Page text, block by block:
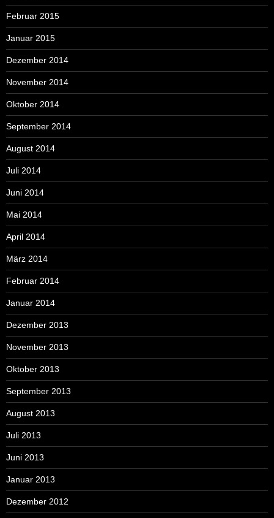
Februar 2015
Januar 2015
Dezember 2014
November 2014
Oktober 2014
September 2014
August 2014
Juli 2014
Juni 2014
Mai 2014
April 2014
März 2014
Februar 2014
Januar 2014
Dezember 2013
November 2013
Oktober 2013
September 2013
August 2013
Juli 2013
Juni 2013
Januar 2013
Dezember 2012